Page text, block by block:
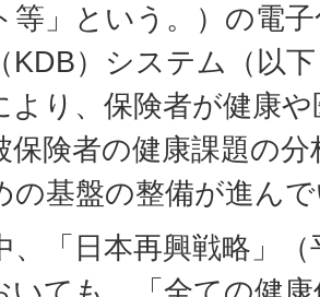
等」という。）の電
KDB）システム（以
より、保険者が健康
保険者の健康課題の
の基盤の整備が進ん
、「日本再興戦略」